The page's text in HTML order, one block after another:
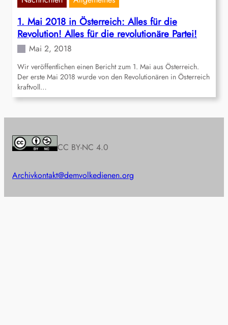
1. Mai 2018 in Österreich: Alles für die
Revolution! Alles für die revolutionäre Partei!
Mai 2, 2018
Wir veröffentlichen einen Bericht zum 1. Mai aus Österreich.
Der erste Mai 2018 wurde von den Revolutionären in Österreich
kraftvoll…
CC BY-NC 4.0
Archivkontakt@demvolkedienen.org